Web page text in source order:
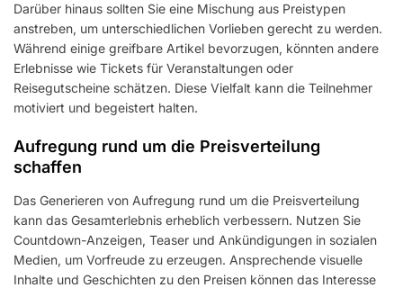
Darüber hinaus sollten Sie eine Mischung aus Preistypen
anstreben, um unterschiedlichen Vorlieben gerecht zu werden.
Während einige greifbare Artikel bevorzugen, könnten andere
Erlebnisse wie Tickets für Veranstaltungen oder
Reisegutscheine schätzen. Diese Vielfalt kann die Teilnehmer
motiviert und begeistert halten.
Aufregung rund um die Preisverteilung
schaffen
Das Generieren von Aufregung rund um die Preisverteilung
kann das Gesamterlebnis erheblich verbessern. Nutzen Sie
Countdown-Anzeigen, Teaser und Ankündigungen in sozialen
Medien, um Vorfreude zu erzeugen. Ansprechende visuelle
Inhalte und Geschichten zu den Preisen können das Interesse